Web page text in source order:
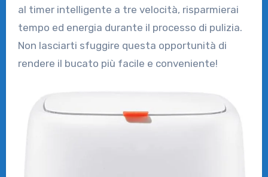
al timer intelligente a tre velocità, risparmierai
tempo ed energia durante il processo di pulizia.
Non lasciarti sfuggire questa opportunità di
rendere il bucato più facile e conveniente!